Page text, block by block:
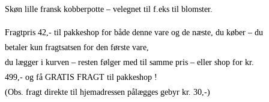
Skøn lille fransk kobberpotte – velegnet til f.eks til blomster.
Fragtpris 42,- til pakkeshop for både denne vare og de næste, du køber – du
betaler kun fragtsatsen for den første vare,
du lægger i kurven – resten følger med til samme pris – eller shop for kr.
499,- og få GRATIS FRAGT til pakkeshop !
(Obs. fragt direkte til hjemadressen pålægges gebyr kr. 30,-)